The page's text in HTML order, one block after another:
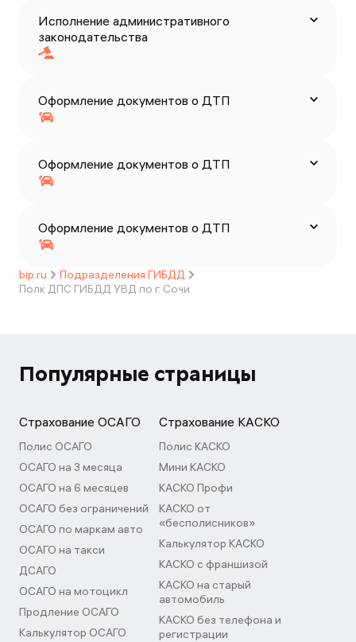
Исполнение административного
законодательства
Оформление документов о ДТП
Оформление документов о ДТП
Оформление документов о ДТП
bip.ru
Подразделения ГИБДД
Полк ДПС ГИБДД УВД по г. Сочи
Популярные страницы
Страхование ОСАГО
Полис ОСАГО
ОСАГО на 3 месяца
ОСАГО на 6 месяцев
ОСАГО без ограничений
ОСАГО по маркам авто
ОСАГО на такси
ДСАГО
ОСАГО на мотоцикл
Продление ОСАГО
Калькулятор ОСАГО
Страхование КАСКО
Полис КАСКО
Мини КАСКО
КАСКО Профи
КАСКО от
«бесполисников»
Калькулятор КАСКО
КАСКО с франшизой
КАСКО на старый
автомобиль
КАСКО без телефона и
регистрации